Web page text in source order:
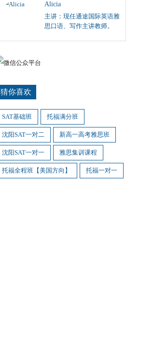
Alicia
主讲：现任通途国际英语雅
思口语、写作主讲教师。
猜你喜欢
SAT基础班 托福满分班
沈阳SAT一对二 新高一高考雅思班
沈阳SAT一对一 雅思集训课程
托福全程班【美国方向】 托福一对一